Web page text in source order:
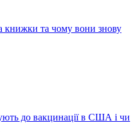
книжки та чому вони знову
до вакцинації в США і чи